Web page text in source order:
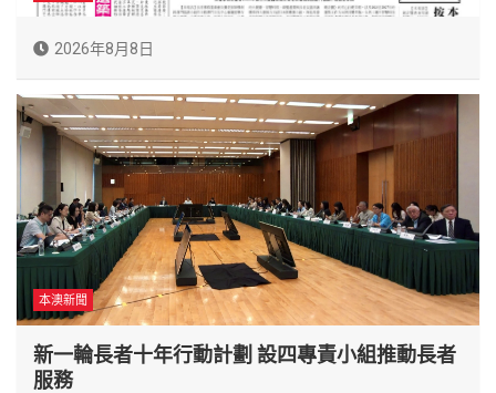
2026年8月8日
本澳新聞
新一輪長者十年行動計劃 設四專責小組推動長者
服務